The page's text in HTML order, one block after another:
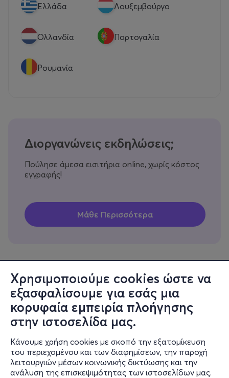
Χρησιμοποιούμε cookies ώστε να
εξασφαλίσουμε για εσάς μια
κορυφαία εμπειρία πλοήγησης
στην ιστοσελίδα μας.
Κάνουμε χρήση cookies με σκοπό την εξατομίκευση
του περιεχομένου και των διαφημίσεων, την παροχή
λειτουργιών μέσων κοινωνικής δικτύωσης και την
ανάλυση της επισκεψιμότητας των ιστοσελίδων μας.
Eλλάδα Λουξεμβούργο
Ολλανδία Πορτογαλία
Ρουμανία
Διοργανώνεις εκδηλώσεις;
Πούλησε άμεσα εισιτήρια online, χωρίς κόστος
εγγραφής!
Πληροφορίες
Υποστήριξη
Stay Connected